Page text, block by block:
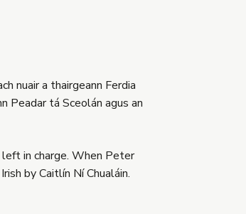
nuair a thairgeann Ferdia
Peadar tá Sceolán agus an
in charge. When Peter
by Caitlín Ní Chualáin.